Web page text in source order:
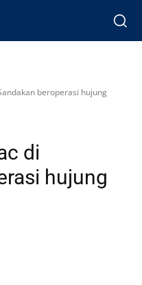
beroperasi hujung
di
hujung